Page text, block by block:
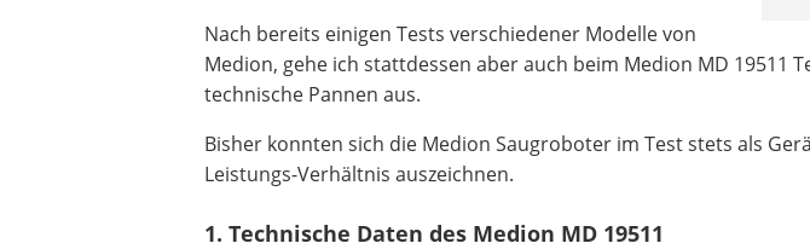
Nach bereits einigen Tests verschiedener Modelle von
Medion, gehe ich stattdessen aber auch beim Medion MD 19511
technische Pannen aus.
Bisher konnten sich die Medion Saugroboter im Test stets als
Leistungs-Verhältnis auszeichnen.
1. Technische Daten des Medion MD 19511